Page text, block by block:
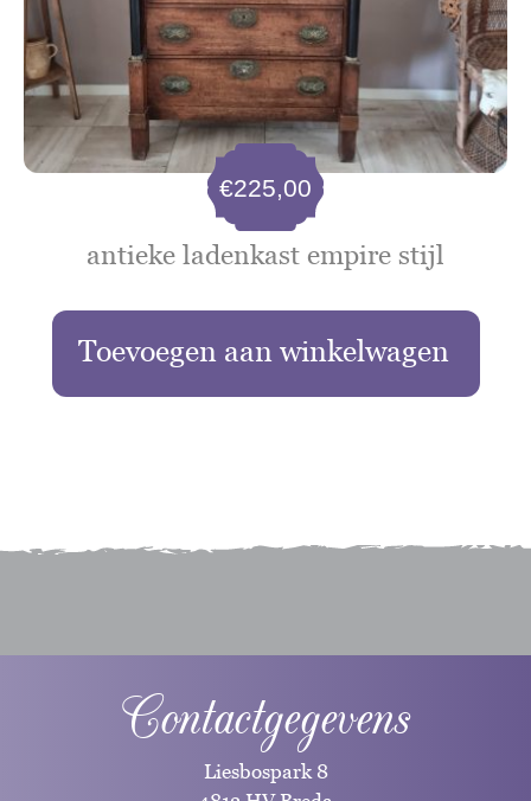
antieke ladenkast empire stijl
€225,00
Toevoegen aan winkelwagen
Contactgegevens
Liesbospark 8